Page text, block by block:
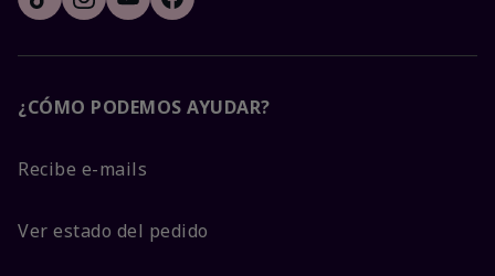
¿CÓMO PODEMOS AYUDAR?
Recibe e-mails
Ver estado del pedido